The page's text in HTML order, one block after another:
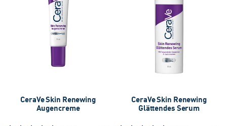
CeraVe Skin Renewing
Augencreme
CeraVe Skin Renewing
Glättendes Serum